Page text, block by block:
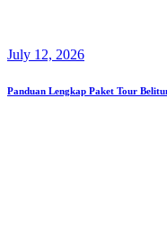
July 12, 2026
Panduan Lengkap Paket Tour